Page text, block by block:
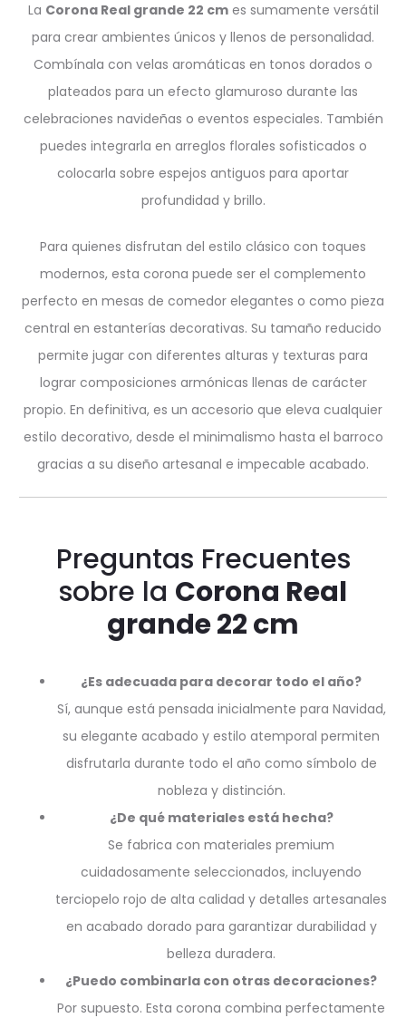
La Corona Real grande 22 cmes sumamente versátil
para crear ambientes únicos y llenos de personalidad.
Combínala con velas aromáticas en tonos dorados o
plateados para un efecto glamuroso durante las
celebraciones navideñas o eventos especiales. También
puedes integrarla en arreglos florales sofisticados o
colocarla sobre espejos antiguos para aportar
profundidad y brillo.
Para quienes disfrutan del estilo clásico con toques
modernos, esta corona puede ser el complemento
perfecto en mesas de comedor elegantes o como pieza
central en estanterías decorativas. Su tamaño reducido
permite jugar con diferentes alturas y texturas para
lograr composiciones armónicas llenas de carácter
propio. En definitiva, es un accesorio que eleva cualquier
estilo decorativo, desde el minimalismo hasta el barroco
gracias a su diseño artesanal e impecable acabado.
Preguntas Frecuentes
sobre la Corona Real
grande 22 cm
¿Es adecuada para decorar todo el año?
Sí, aunque está pensada inicialmente para Navidad,
su elegante acabado y estilo atemporal permiten
disfrutarla durante todo el año como símbolo de
nobleza y distinción.
¿De qué materiales está hecha?
Se fabrica con materiales premium
cuidadosamente seleccionados, incluyendo
terciopelo rojo de alta calidad y detalles artesanales
en acabado dorado para garantizar durabilidad y
belleza duradera.
¿Puedo combinarla con otras decoraciones?
Por supuesto. Esta corona combina perfectamente